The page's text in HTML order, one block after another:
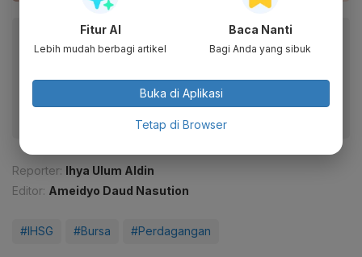
Baca artikel ini lewat aplikasi mobile.
fitur menarik lainnya lewat aplikasi mobile Katadata.
Reporter: Ihya Ulum Aldin
Editor: Ameidyo Daud Nasution
#IHSG #Bursa #Perdagangan
Fitur AI
Lebih mudah berbagi artikel
Baca Nanti
Bagi Anda yang sibuk
Buka di Aplikasi
Tetap di Browser